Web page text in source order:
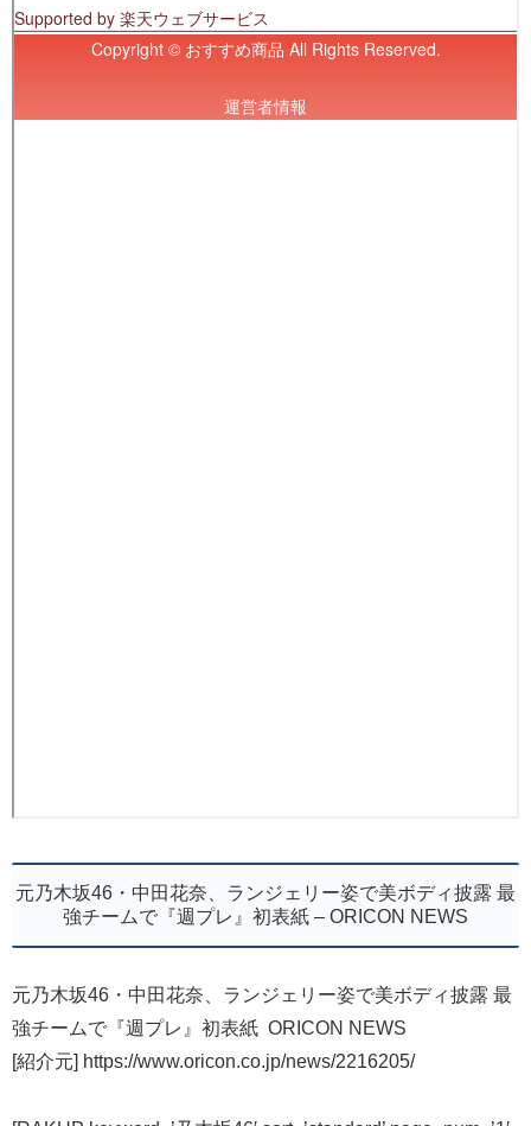
元乃木坂46・中田花奈、ランジェリー姿で美ボディ披露 最
強チームで『週プレ』初表紙 – ORICON NEWS
元乃木坂46・中田花奈、ランジェリー姿で美ボディ披露 最
強チームで『週プレ』初表紙 ORICON NEWS
[紹介元] https://www.oricon.co.jp/news/2216205/